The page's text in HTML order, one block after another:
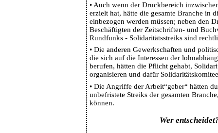
• Auch wenn der Druckbereich
erzielt hat, hätte die gesamte Branche in
einbezogen werden müssen; neben den
Beschäftigten der Zeitschriften- und
Rundfunks - Solidaritätsstreiks sind
• Die anderen Gewerkschaften und
die sich auf die Interessen der
berufen, hätten die Pflicht gehabt,
organisieren und dafür
• Die Angriffe der Arbeit“geber“ hätten
unbefristete Streiks der gesamten
können.
Wer